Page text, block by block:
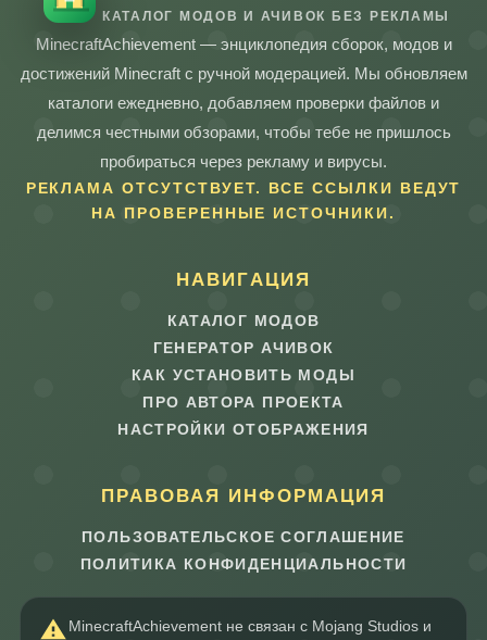
КАТАЛОГ МОДОВ И АЧИВОК БЕЗ РЕКЛАМЫ
MinecraftAchievement — энциклопедия сборок, модов и
достижений Minecraft с ручной модерацией. Мы обновляем
каталоги ежедневно, добавляем проверки файлов и
делимся честными обзорами, чтобы тебе не пришлось
пробираться через рекламу и вирусы.
РЕКЛАМА ОТСУТСТВУЕТ. ВСЕ ССЫЛКИ ВЕДУТ
НА ПРОВЕРЕННЫЕ ИСТОЧНИКИ.
НАВИГАЦИЯ
КАТАЛОГ МОДОВ
ГЕНЕРАТОР АЧИВОК
КАК УСТАНОВИТЬ МОДЫ
ПРО АВТОРА ПРОЕКТА
НАСТРОЙКИ ОТОБРАЖЕНИЯ
ПРАВОВАЯ ИНФОРМАЦИЯ
ПОЛЬЗОВАТЕЛЬСКОЕ СОГЛАШЕНИЕ
ПОЛИТИКА КОНФИДЕНЦИАЛЬНОСТИ
MinecraftAchievement не связан с Mojang Studios и